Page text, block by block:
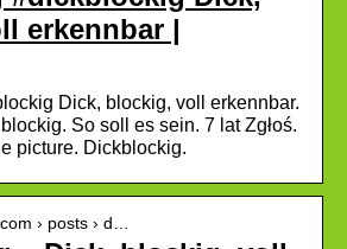
erkennbar |
Dick, blockig, voll erkennbar.
So soll es sein. 7 lat Zgłoś.
picture. Dickblockig.
› posts › d…